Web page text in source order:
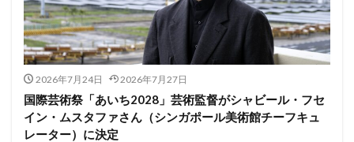
2026年7月24日 2026年7月27日
国際芸術祭「あいち2028」芸術監督がシャビール・フセ
イン・ムスタファさん（シンガポール美術館チーフキュ
レーター）に決定